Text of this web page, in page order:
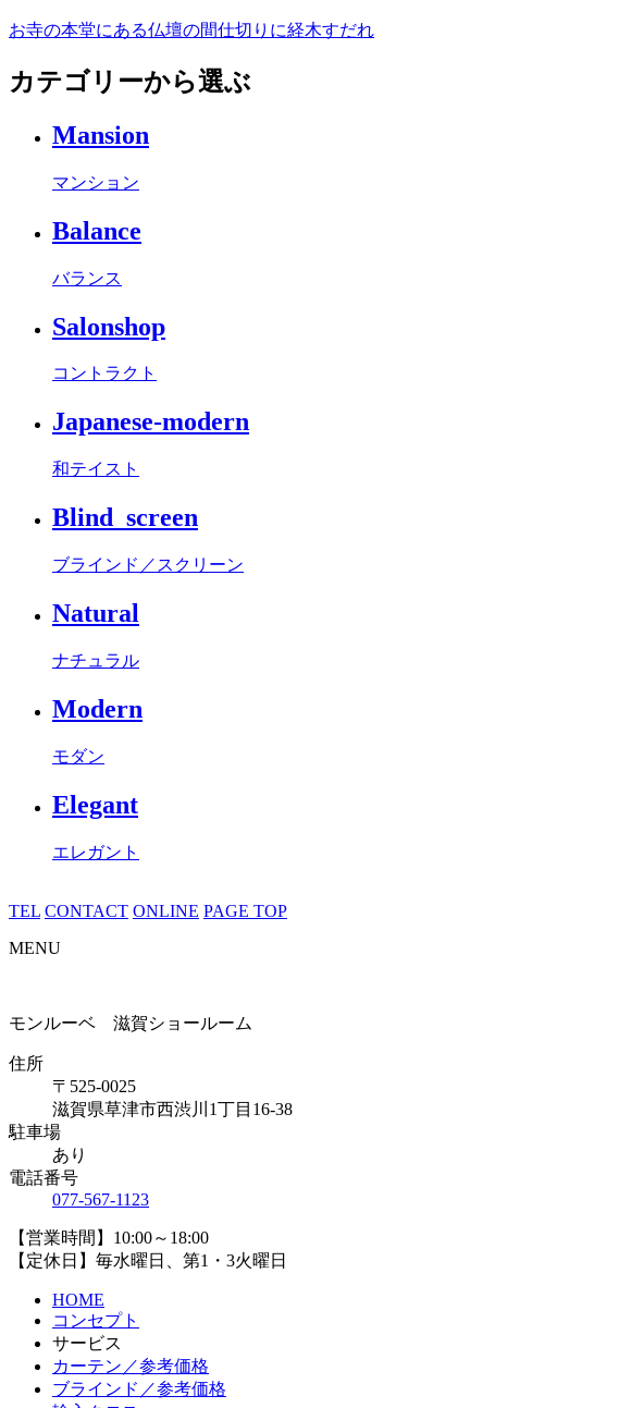
お寺の本堂にある仏壇の間仕切りに経木すだれ
カテゴリーから選ぶ
Mansion
マンション
Balance
バランス
Salonshop
コントラクト
Japanese-modern
和テイスト
Blind_screen
ブラインド／スクリーン
Natural
ナチュラル
Modern
モダン
Elegant
エレガント
TEL CONTACT ONLINE PAGE TOP
MENU
モンルーベ 滋賀ショールーム
住所
〒525-0025
滋賀県草津市西渋川1丁目16-38
駐車場
あり
電話番号
077-567-1123
【営業時間】10:00～18:00
【定休日】毎水曜日、第1・3火曜日
HOME
コンセプト
サービス
カーテン／参考価格
ブラインド／参考価格